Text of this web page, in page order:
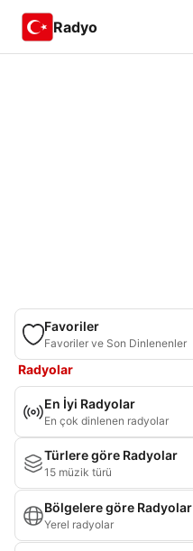
Radyo
Favoriler
Favoriler ve Son Dinlenenler
Radyolar
En İyi Radyolar
En çok dinlenen radyolar
Türlere göre Radyolar
15 müzik türü
Bölgelere göre Radyolar
Yerel radyolar